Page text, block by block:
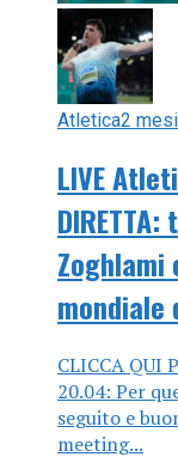
Atletica2
LIVE
mondiale
CLICCA QUI
20.04: Per
seguito e
meeting...